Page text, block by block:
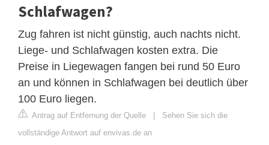
Schlafwagen?
Zug fahren ist nicht günstig, auch nachts nicht.
Liege- und Schlafwagen kosten extra. Die
Preise in Liegewagen fangen bei rund 50 Euro
an und können in Schlafwagen bei deutlich über
100 Euro liegen.
Antrag auf Entfernung der Quelle
Sehen Sie sich die
vollständige Antwort auf envivas.de an